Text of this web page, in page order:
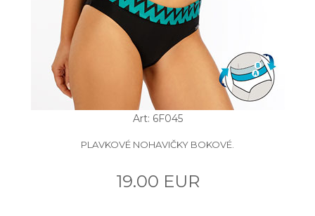
Art: 6F045
PLAVKOVÉ NOHAVIČKY BOKOVÉ.
19.00 EUR